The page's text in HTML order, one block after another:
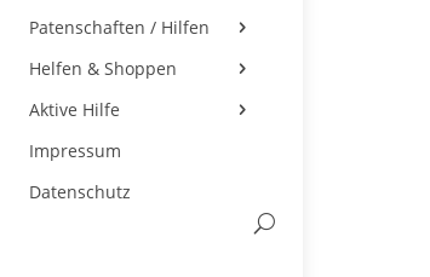
Patenschaften / Hilfen
Helfen & Shoppen
Aktive Hilfe
Impressum
Datenschutz